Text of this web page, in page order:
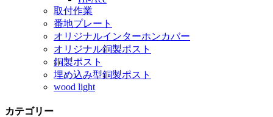
取付作業
番地プレート
オリジナルインターホンカバー
オリジナル銅製ポスト
銅製ポスト
埋め込み型銅製ポスト
wood light
カテゴリー